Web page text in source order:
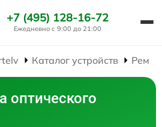
+7 (495) 128-16-72
Ежедневно с 9:00 до 21:00
Каталог устройств
оптического